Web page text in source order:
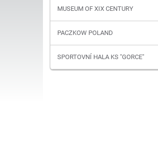
MUSEUM OF XIX CENTURY
PACZKOW POLAND
SPORTOVNÍ HALA KS "GORCE"